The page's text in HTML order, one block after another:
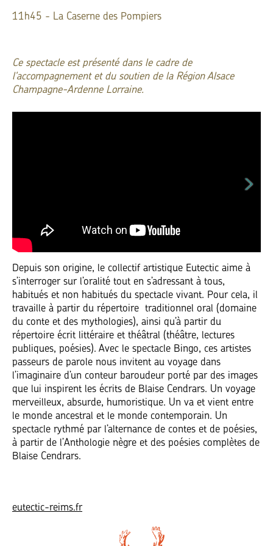
11h45 - La Caserne des Pompiers
Ce spectacle est présenté dans le cadre de
l'accompagnement et du soutien de la Région Alsace
Champagne-Ardenne Lorraine.
Depuis son origine, le collectif artistique Eutectic aime à
s’interroger sur l’oralité tout en s’adressant à tous,
habitués et non habitués du spectacle vivant. Pour cela, il
travaille à partir du répertoire traditionnel oral (domaine
du conte et des mythologies), ainsi qu’à partir du
répertoire écrit littéraire et théâtral (théâtre, lectures
publiques, poésies). Avec le spectacle Bingo, ces artistes
passeurs de parole nous invitent au voyage dans
l’imaginaire d’un conteur baroudeur porté par des images
que lui inspirent les écrits de Blaise Cendrars. Un voyage
merveilleux, absurde, humoristique. Un va et vient entre
le monde ancestral et le monde contemporain. Un
spectacle rythmé par l’alternance de contes et de poésies,
à partir de l’Anthologie nègre et des poésies complètes de
Blaise Cendrars.
eutectic-reims.fr